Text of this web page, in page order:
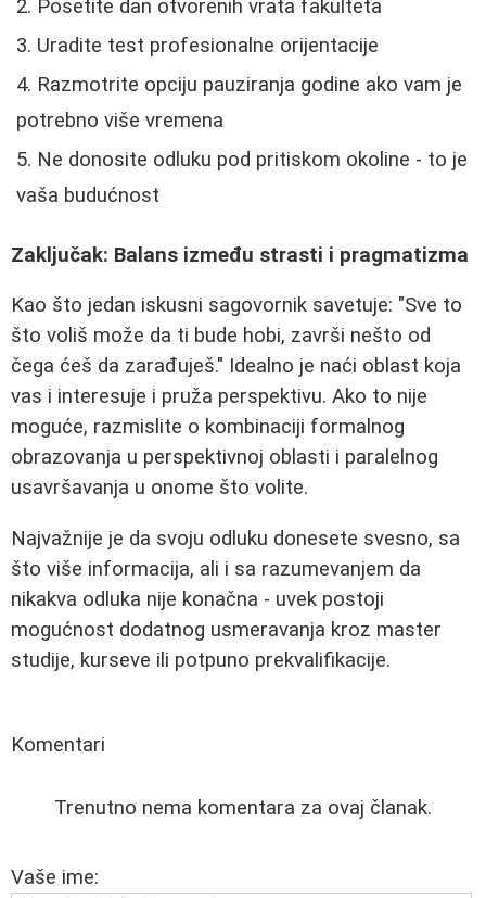
Posetite dan otvorenih vrata fakulteta
Uradite test profesionalne orijentacije
Razmotrite opciju pauziranja godine ako vam je
potrebno više vremena
Ne donosite odluku pod pritiskom okoline - to je
vaša budućnost
Zaključak: Balans između strasti i pragmatizma
Kao što jedan iskusni sagovornik savetuje: "Sve to
što voliš može da ti bude hobi, završi nešto od
čega ćeš da zarađuješ." Idealno je naći oblast koja
vas i interesuje i pruža perspektivu. Ako to nije
moguće, razmislite o kombinaciji formalnog
obrazovanja u perspektivnoj oblasti i paralelnog
usavršavanja u onome što volite.
Najvažnije je da svoju odluku donesete svesno, sa
što više informacija, ali i sa razumevanjem da
nikakva odluka nije konačna - uvek postoji
mogućnost dodatnog usmeravanja kroz master
studije, kurseve ili potpuno prekvalifikacije.
Komentari
Trenutno nema komentara za ovaj članak.
Vaše ime: